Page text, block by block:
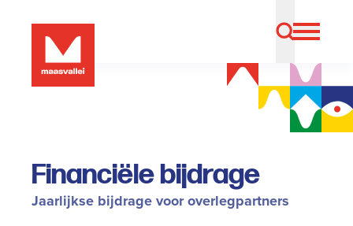
Financiële bijdrage
Jaarlijkse bijdrage voor overlegpartners